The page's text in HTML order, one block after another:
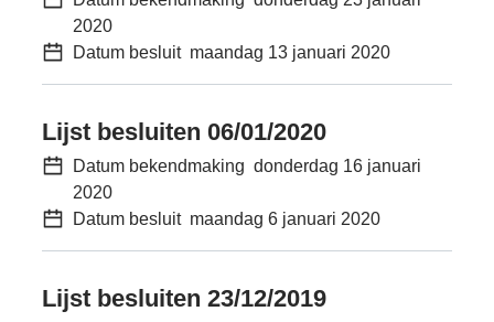
2020
Datum besluit maandag 13 januari 2020
Lijst besluiten 06/01/2020
Datum bekendmaking donderdag 16 januari
2020
Datum besluit maandag 6 januari 2020
Lijst besluiten 23/12/2019